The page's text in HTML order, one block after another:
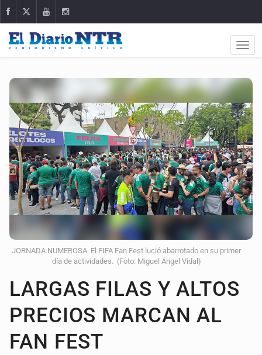
JORNADA NUMEROSA. El FIFA Fan Fest lució abarrotado en su primer
día de actividades. (Foto: Miguel Ángel Vidal)
LARGAS FILAS Y ALTOS
PRECIOS MARCAN AL
FAN FEST